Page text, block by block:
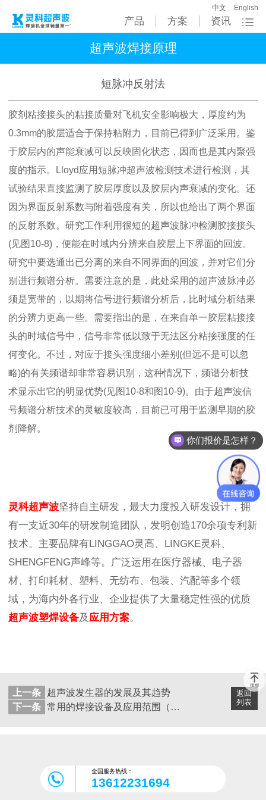
产品 方案 资讯
中文 English
超声波焊接原理
短脉冲反射法
胶剂粘接接头的粘接质量对飞机安全影响极大，厚度约为
0.3mm的胶层适合于保持粘附力，目前已得到广泛采用。鉴
于胶层内的声能衰减可以反映固化状态，因而也是其内聚强
度的指示。Lloyd应用短脉冲超声波检测技术进行检测，其
试验结果直接监测了胶层厚度以及胶层内声衰减的变化。还
因为界面反射系数与附着强度有关，所以也给出了两个界面
的反射系数。研究工作利用很短的超声波脉冲检测胶接接头
(见图10-8)，便能在时域内分辨来自胶层上下界面的回波。
研究中要选通出已分离的来自不同界面的回波，并对它们分
别进行频谱分析。需要注意的是，此处采用的超声波脉冲必
须是宽带的，以期将信号进行频谱分析后，比时域分析结果
的分辨力更高一些。需要指出的是，在来自单一胶层粘接接
头的时域信号中，信号非常低以致于无法区分粘接强度的任
何变化。不过，对应于接头强度细小差别(但远不是可以忽
略)的有关频谱却非常容易识别，这种情况下，频谱分析技
术显示出它的明显优势(见图10-8和图10-9)。由于超声波信
号频谱分析技术的灵敏度较高，目前已可用于监测早期的胶
剂降解。
灵科超声波坚持自主研发，最大力度投入研发设计，拥
有一支近30年的研发制造团队，发明创造170余项专利新
技术。主要品牌有LINGGAO灵高、LINGKE灵科、
SHENGFENG声峰等。广泛运用在医疗器械、电子器
材、打印耗材、塑料、无纺布、包装、汽配等多个领
域，为海内外各行业、企业提供了大量稳定性强的优质
超声波塑焊设备及应用方案。
返回
列表
上一条
超声波发生器的发展及其趋势
下一条
常用的焊接设备及应用范围（三）
全国服务热线：
13612231694
你们报价是怎样？